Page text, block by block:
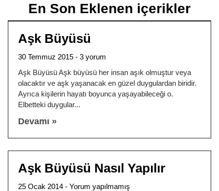
En Son Eklenen içerikler
Aşk Büyüsü
30 Temmuz 2015
3 yorum
Aşk Büyüsü Aşk büyüsü her insan aşık olmuştur veya
olacaktır ve aşk yaşanacak en güzel duygulardan biridir.
Ayrıca kişilerin hayatı boyunca yaşayabileceği o.
Elbetteki duygular
Devamı »
Aşk Büyüsü Nasıl Yapılır
25 Ocak 2014
Yorum yapılmamış